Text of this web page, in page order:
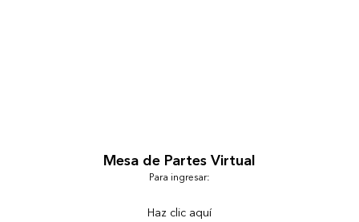
Mesa de Partes Virtual
Para ingresar:
Haz clic aquí